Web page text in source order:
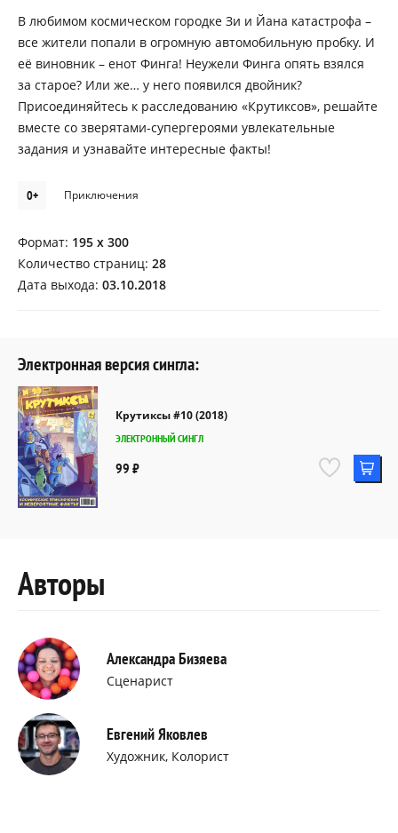
В любимом космическом городке Зи и Йана катастрофа –
все жители попали в огромную автомобильную пробку. И
её виновник – енот Финга! Неужели Финга опять взялся
за старое? Или же… у него появился двойник?
Присоединяйтесь к расследованию «Крутиксов», решайте
вместе со зверятами-супергероями увлекательные
задания и узнавайте интересные факты!
0+ Приключения
Формат: 195 х 300
Количество страниц: 28
Дата выхода: 03.10.2018
Электронная версия сингла:
Крутиксы #10 (2018)
ЭЛЕКТРОННЫЙ СИНГЛ
99 ₽
Авторы
Александра Бизяева
Сценарист
Евгений Яковлев
Художник, Колорист